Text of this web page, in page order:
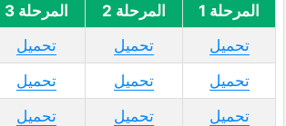
المرحلة 1
المرحلة 2 المرحلة 3
تحميل
تحميل تحميل
تحميل
تحميل تحميل
تحميل
تحميل تحميل